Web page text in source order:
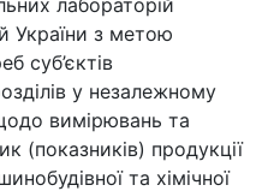
лабораторій
України з метою
суб’єктів
у незалежному
вимірювань та
(показників) продукції
та хімічної